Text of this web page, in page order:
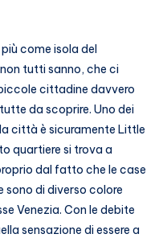
come isola del
tutti sanno, che ci
cittadine davvero
da scoprire. Uno dei
città è sicuramente Little
quartiere si trova a
dal fatto che le case
sono di diverso colore
Venezia. Con le debite
sensazione di essere a